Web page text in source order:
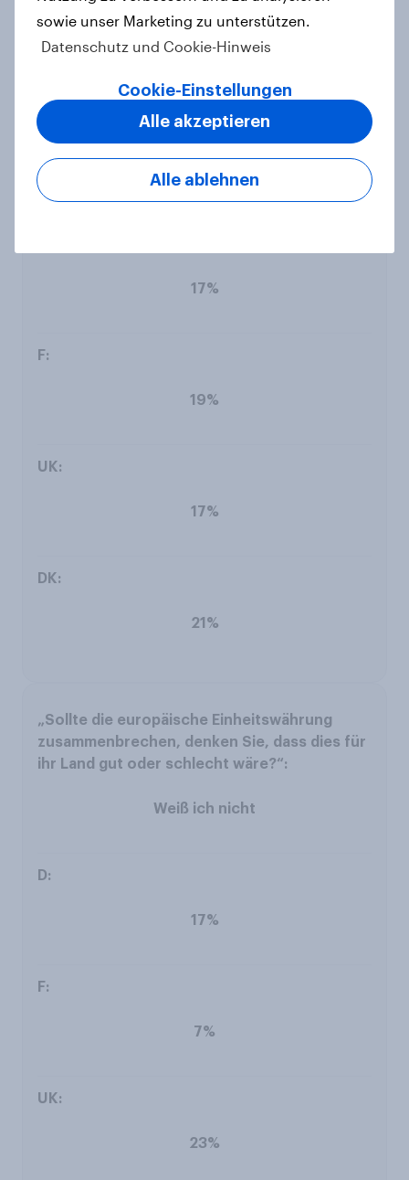
Weder noch
17%
19%
17%
21%
Weiß ich nicht
17%
7%
23%
sowie unser Marketing zu unterstützen.
Datenschutz und Cookie-Hinweis
Cookie-Einstellungen
Alle ablehnen
Alle akzeptieren